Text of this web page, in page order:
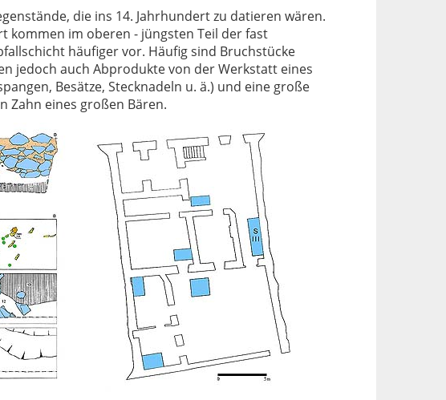
die ins 14. Jahrhundert zu datieren wären.
kommen im oberen - jüngsten Teil der fast
häufiger vor. Häufig sind Bruchstücke
jedoch auch Abprodukte von der Werkstatt eines
Besätze, Stecknadeln u. ä.) und eine große
Zahn eines großen Bären.